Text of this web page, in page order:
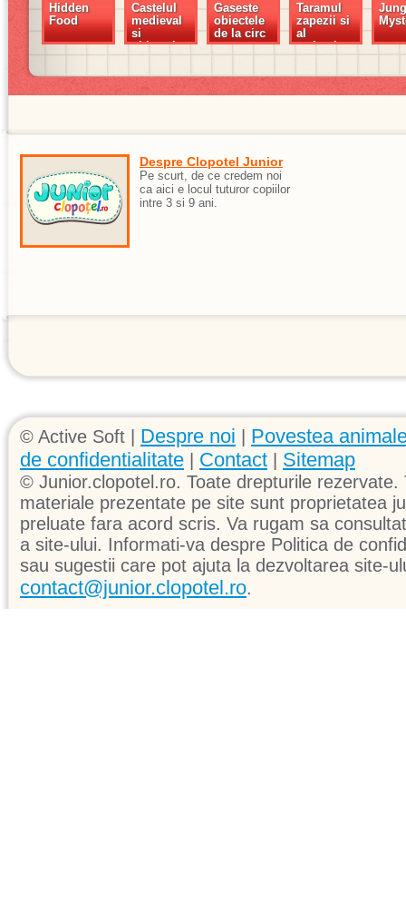
Hidden
Food
Castelul
medieval
si
obiectele
ascunse
Gaseste
obiectele
de la circ
Taramul
zapezii si
al
stelutelor
Despre Clopotel Junior
Pe scurt, de ce credem noi
ca aici e locul tuturor copiilor
intre 3 si 9 ani.
© Active Soft | Despre noi
Povestea
de confidentialitate
Contact Sitemap
© Junior.clopotel.ro. Toate drepturile
materiale prezentate pe site sunt proprietatea
preluate fara acord scris. Va rugam sa
a site-ului. Informati-va despre Politica de
sau sugestii care pot ajuta la dezvoltarea site-
contact@junior.clopotel.ro.